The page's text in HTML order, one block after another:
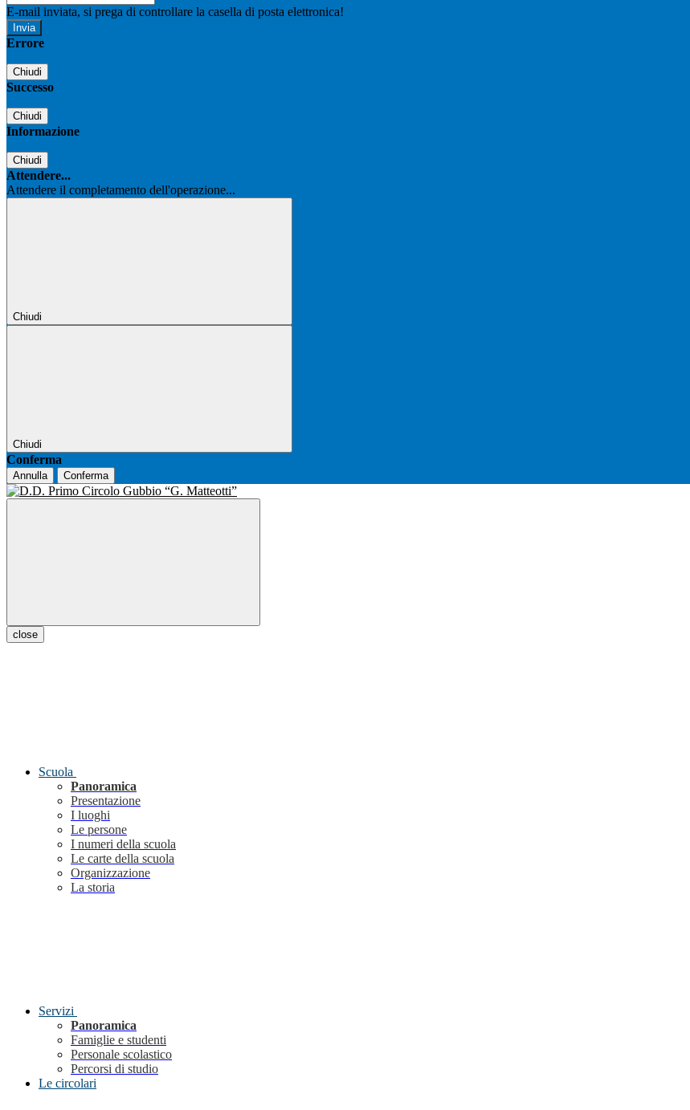
E-mail inviata, si prega di controllare la casella di posta elettronica!
Errore
Chiudi
Successo
Chiudi
Informazione
Chiudi
Attendere...
Attendere il completamento dell'operazione...
Chiudi
Chiudi
Conferma
Annulla Conferma
close
Scuola
Panoramica
Presentazione
I luoghi
Le persone
I numeri della scuola
Le carte della scuola
Organizzazione
La storia
Servizi
Panoramica
Famiglie e studenti
Personale scolastico
Percorsi di studio
Le circolari